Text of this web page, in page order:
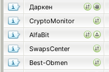
Даркен
CryptoMonitor
AlfaBit
SwapsCenter
Best-Obmen